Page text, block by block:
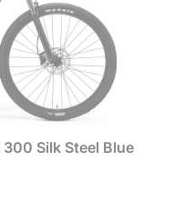
Silk Steel Blue